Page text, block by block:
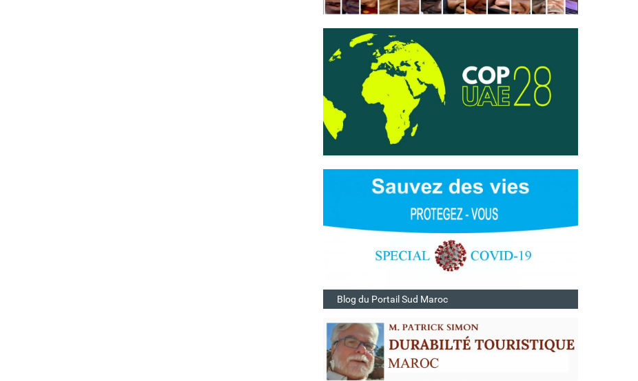
Blog du Portail Sud Maroc